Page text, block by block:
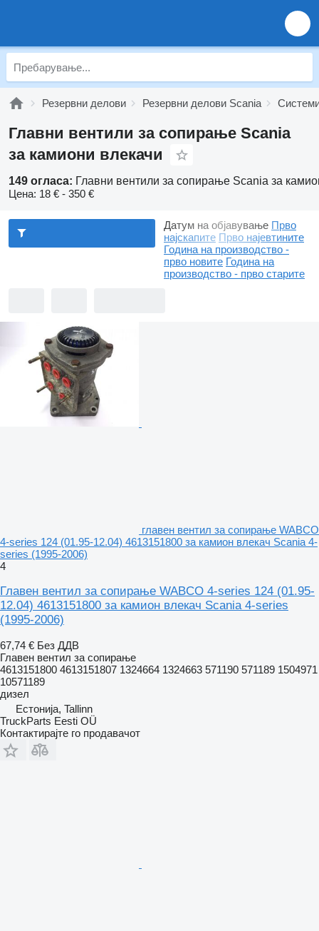
Резервни делови Резервни делови Scania
Главни вентили за сопирање Scania
за камиони влекачи
149 огласа: Главни вентили за сопирање Scania за
Цена: 18 € - 350 €
Датум на објавување Прво
најскапите Прво најевтините
Година на производство -
прво новите Година на
производство - прво старите
главен вентил за сопирање WABCO
4-series 124 (01.95-12.04) 4613151800 за камион влекач Scania 4-
series (1995-2006)
4
Главен вентил за сопирање WABCO 4-series 124 (01.95-
12.04) 4613151800 за камион влекач Scania 4-series
(1995-2006)
67,74 € Без ДДВ
Главен вентил за сопирање
4613151800 4613151807 1324664 1324663 571190 571189 1504971
10571189
дизел
Естонија, Tallinn
TruckParts Eesti OÜ
Контактирајте го продавачот